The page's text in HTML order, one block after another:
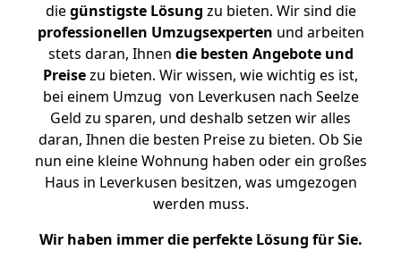
diegünstigste Lösung zu bieten. Wir sind die
professionellen Umzugsexperten und arbeiten
stets daran, Ihnen die besten Angebote und
Preisezu bieten. Wir wissen, wie wichtig es ist,
bei einem Umzug von Leverkusen nach Seelze
Geld zu sparen, und deshalb setzen wir alles
daran, Ihnen die besten Preise zu bieten. Ob Sie
nun eine kleine Wohnung haben oder ein großes
Haus in Leverkusen besitzen, was umgezogen
werden muss.
Wir haben immer die perfekte Lösung für Sie.